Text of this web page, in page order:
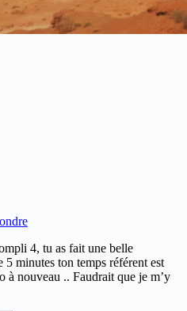
4, tu as fait une belle
minutes ton temps référent est
nouveau .. Faudrait que je m’y